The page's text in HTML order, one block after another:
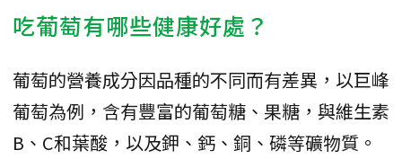
吃葡萄有哪些健康好處？
葡萄的營養成分因品種的不同而有差異，以巨峰
葡萄為例，含有豐富的葡萄糖、果糖，與維生素
B、C和葉酸，以及鉀、鈣、銅、磷等礦物質。